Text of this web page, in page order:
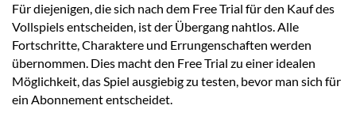
Für diejenigen, die sich nach dem Free Trial für den Kauf des
Vollspiels entscheiden, ist der Übergang nahtlos. Alle
Fortschritte, Charaktere und Errungenschaften werden
übernommen. Dies macht den Free Trial zu einer idealen
Möglichkeit, das Spiel ausgiebig zu testen, bevor man sich für
ein Abonnement entscheidet.